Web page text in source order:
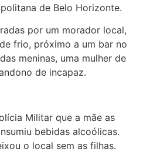
de Belo Horizonte.
por um morador local,
frio, próximo a um bar no
meninas, uma mulher de
de incapaz.
Militar que a mãe as
bebidas alcoólicas.
o local sem as filhas.